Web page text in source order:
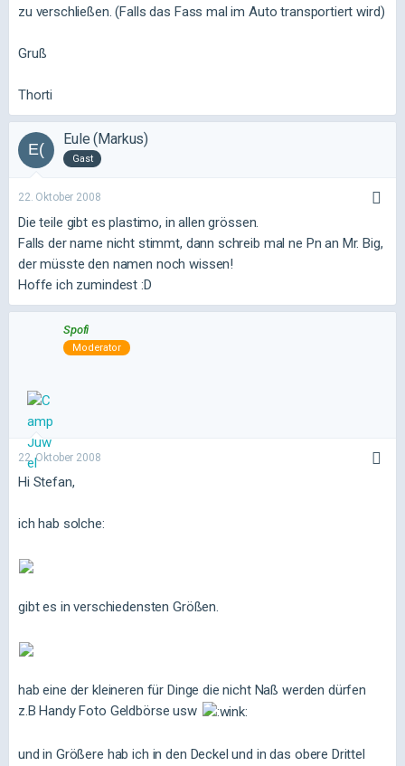
zu verschließen. (Falls das Fass mal im Auto transportiert wird)
Gruß
Thorti
Eule (Markus)
Gast
22. Oktober 2008
Die teile gibt es plastimo, in allen grössen.
Falls der name nicht stimmt, dann schreib mal ne Pn an Mr. Big,
der müsste den namen noch wissen!
Hoffe ich zumindest :D
Spofi
Moderator
22. Oktober 2008
Hi Stefan,
ich hab solche:
gibt es in verschiedensten Größen.
hab eine der kleineren für Dinge die nicht Naß werden dürfen
z.B Handy Foto Geldbörse usw
und in Größere hab ich in den Deckel und in das obere Drittel